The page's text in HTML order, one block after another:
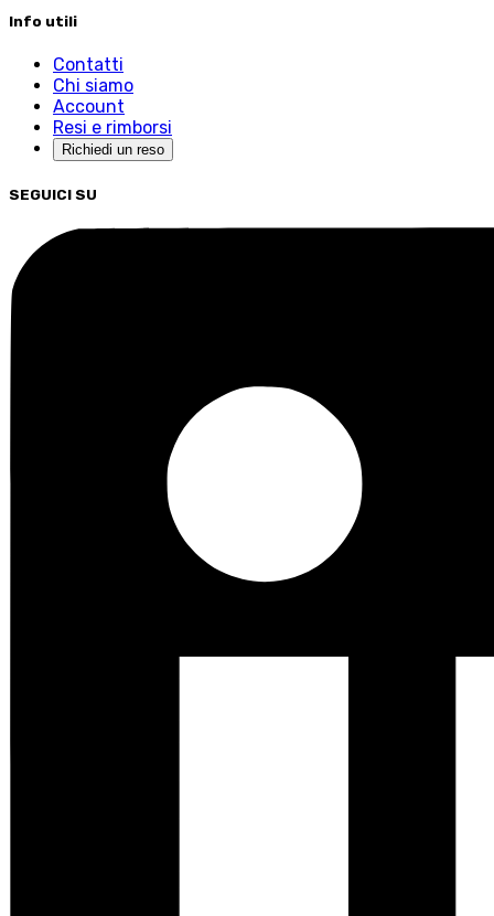
Info utili
Contatti
Chi siamo
Account
Resi e rimborsi
Richiedi un reso
SEGUICI SU